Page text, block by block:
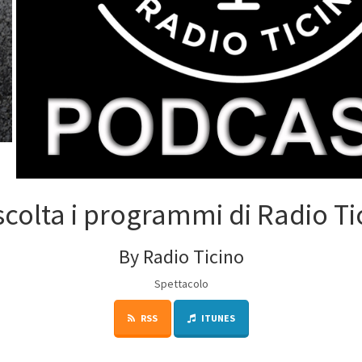
i programmi di Radio
By Radio Ticino
Spettacolo
RSS ITUNES